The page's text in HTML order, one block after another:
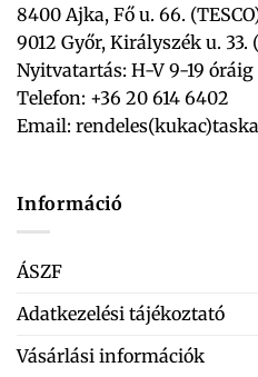
8400 Ajka, Fő u. 66.
9012 Győr, Királyszék u. 33.
Nyitvatartás: H-V 9-19 óráig
Telefon: +36 20 614 6402
Email:
Információ
ÁSZF
Adatkezelési tájékoztató
Vásárlási információk